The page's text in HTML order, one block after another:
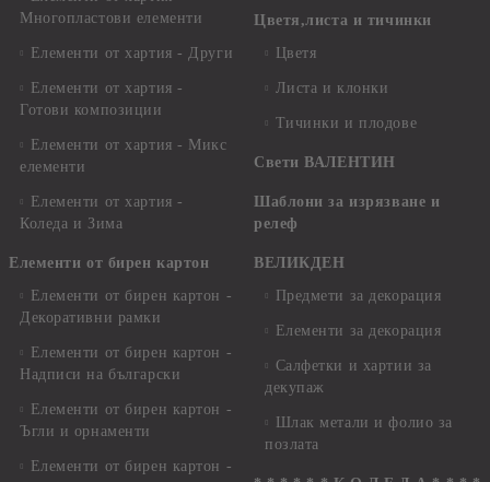
Многопластови елементи
Елементи от хартия - Други
Елементи от хартия -
Готови композиции
Елементи от хартия - Микс
елементи
Елементи от хартия -
Коледа и Зима
Елементи от бирен картон
Елементи от бирен картон -
Декоративни рамки
Елементи от бирен картон -
Надписи на български
Елементи от бирен картон -
Ъгли и орнаменти
Елементи от бирен картон -
Цветя,листа и тичинки
Цветя
Листа и клонки
Тичинки и плодове
Свети ВАЛЕНТИН
Шаблони за изрязване и
релеф
ВЕЛИКДЕН
Предмети за декорация
Елементи за декорация
Салфетки и хартии за
декупаж
Шлак метали и фолио за
позлата